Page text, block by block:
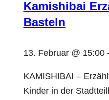
Kamishibai
Basteln
13. Februar @ 15:00
KAMISHIBAI –
Kinder in der